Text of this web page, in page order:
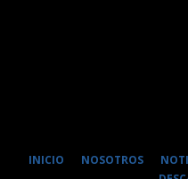
INICIO NOSOTROS